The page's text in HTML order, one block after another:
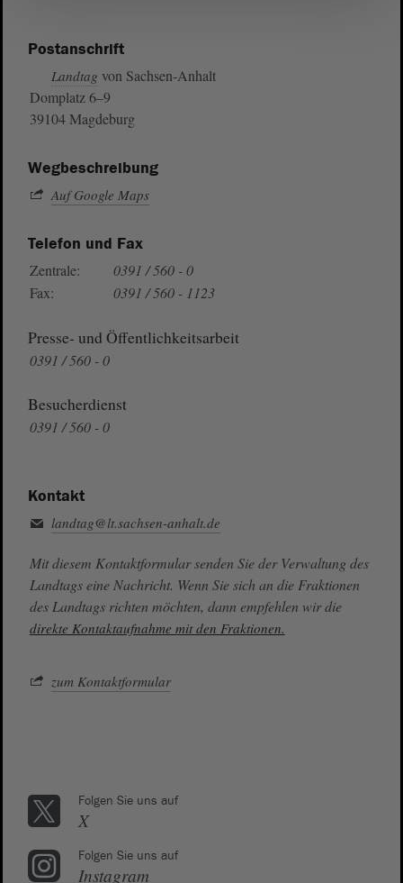
Postanschrift
Landtag von Sachsen-Anhalt
Domplatz 6–9
39104 Magdeburg
Wegbeschreibung
Auf Google Maps
Telefon und Fax
Zentrale:
0391 / 560 - 0
Fax:
0391 / 560 - 1123
Presse- und Öffentlichkeitsarbeit
0391 / 560 - 0
Besucherdienst
0391 / 560 - 0
Kontakt
landtag@lt.sachsen-anhalt.de
Mit diesem Kontaktformular senden Sie der Verwaltung des
Landtags eine Nachricht. Wenn Sie sich an die Fraktionen
des Landtags richten möchten, dann empfehlen wir die
direkte Kontaktaufnahme mit den Fraktionen.
zum Kontaktformular
Folgen Sie uns auf
X
Folgen Sie uns auf
Instagram